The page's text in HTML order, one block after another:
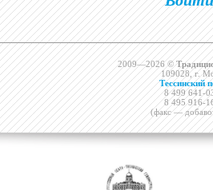
2009—2026 ©
109028, г.
Тессинский
8 499 641-
8 495 916-
(факс —